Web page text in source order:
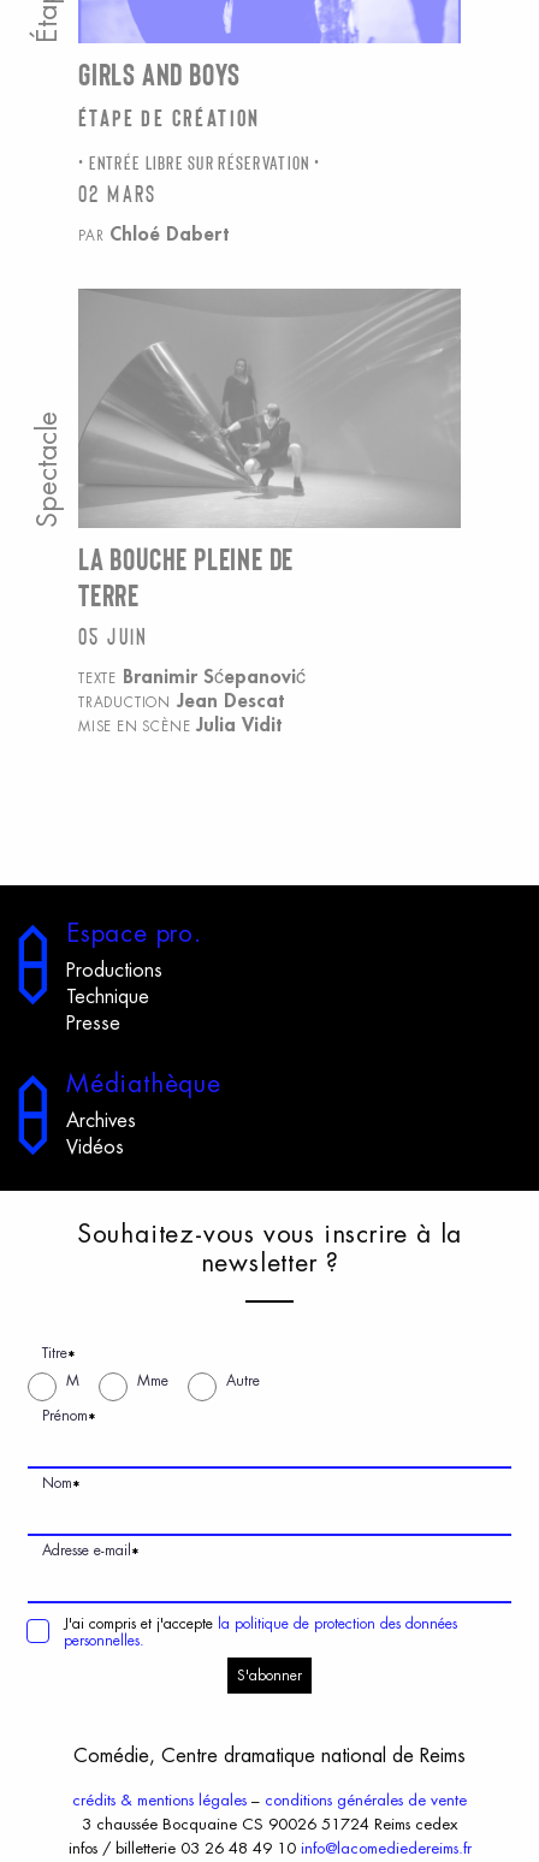
GIRLS AND BOYS
Étape de création
ENTRÉE LIBRE SUR RÉSERVATION
02 mars
PAR Chloé Dabert
Spectacle
LA BOUCHE PLEINE DE
TERRE
05 juin
TEXTE Branimir Sćepanović
TRADUCTION Jean Descat
MISE EN SCÈNE Julia Vidit
Espace pro.
Productions
Technique
Presse
Médiathèque
Archives
Vidéos
Souhaitez-vous vous i nscrire à
a
newsletter ?
Titre*
M Mme Autre
Prénom*
Nom*
Adresse e-mail *
J'ai compris et j'accepte la politique de protection des données
personnelles.
S'abonner
Comédie, Centre dramatique national de Reims
crédits & mentions légales – conditions générales de vente
3 chaussée Bocquaine CS 90026 51724 Reims cedex
infos / billetterie 03 26 48 49 10 info@lacomediedereims.fr